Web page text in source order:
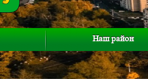
Наш район